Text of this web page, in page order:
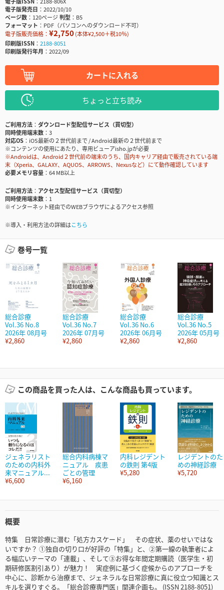
電子版発売日
2022/10/10
ページ数
120ページ判型
B5
フォーマット
PDF（パソコンへのダウンロード不可）
電子版販売価格： ¥2,750(本体¥2,500＋税10％)
印刷版ISSN
2188-8051
印刷版発行年月
2022/09
カートに入れる
ちょっと立ち読み
ご利用方法
ダウンロード型配信サービス（買切型）
同時使用端末数
3
対応OS
iOS最新の２世代前まで / Android最新の２世代前まで
※コンテンツの使用にあたり、専用ビューアisho.jpが必要
※Androidは、Android２世代前の端末のうち、国内キャリア経由で販売されている端
末（Xperia、GALAXY、AQUOS、ARROWS、Nexusなど）にて動作確認しています
必要メモリ容量
64 MB以上
ご利用方法
アクセス型配信サービス（買切型）
同時使用端末数
1
※インターネット経由でのWEBブラウザによるアクセス参照
※導入・利用方法の詳細はこちら
巻号一覧
総合診療
Vol.36 No.8
2026年 08月号
¥2,860
総合診療
Vol.36 No.7
2026年 07月号
¥2,860
総合診療
Vol.36 No.6
2026年 06月号
¥2,860
総合診療
Vol.36 No.5
2026年 05月号
¥2,860
この商品を買った人は、こんな商品も買っています。
ジェネラリスト
のための内科外
来マニュアル...
¥6,600
総合内科病棟マ
ニュアル 疾患
ごとの管理
¥6,160
内科レジデント
の鉄則 第4版
¥5,280
レジデントのた
めの神経診療
¥5,720
概要
特集 日常診療に潜む「処方カスケード」 その症状、薬のせいではな
いですか？ ①独自の切り口が好評の「特集」と、②第一線の執筆者によ
る幅広いテーマの「連載」、そして③お得な年間定期購読（医学生・初
期研修医割引あり）が魅力！ 実症例に基づく症候からのアプローチを
中心に、診断から治療まで、ジェネラルな日常診療に真に役立つ知識とス
キルを選りすぐる。「総合診療専門医」関連企画も。 (ISSN 2188-8051)